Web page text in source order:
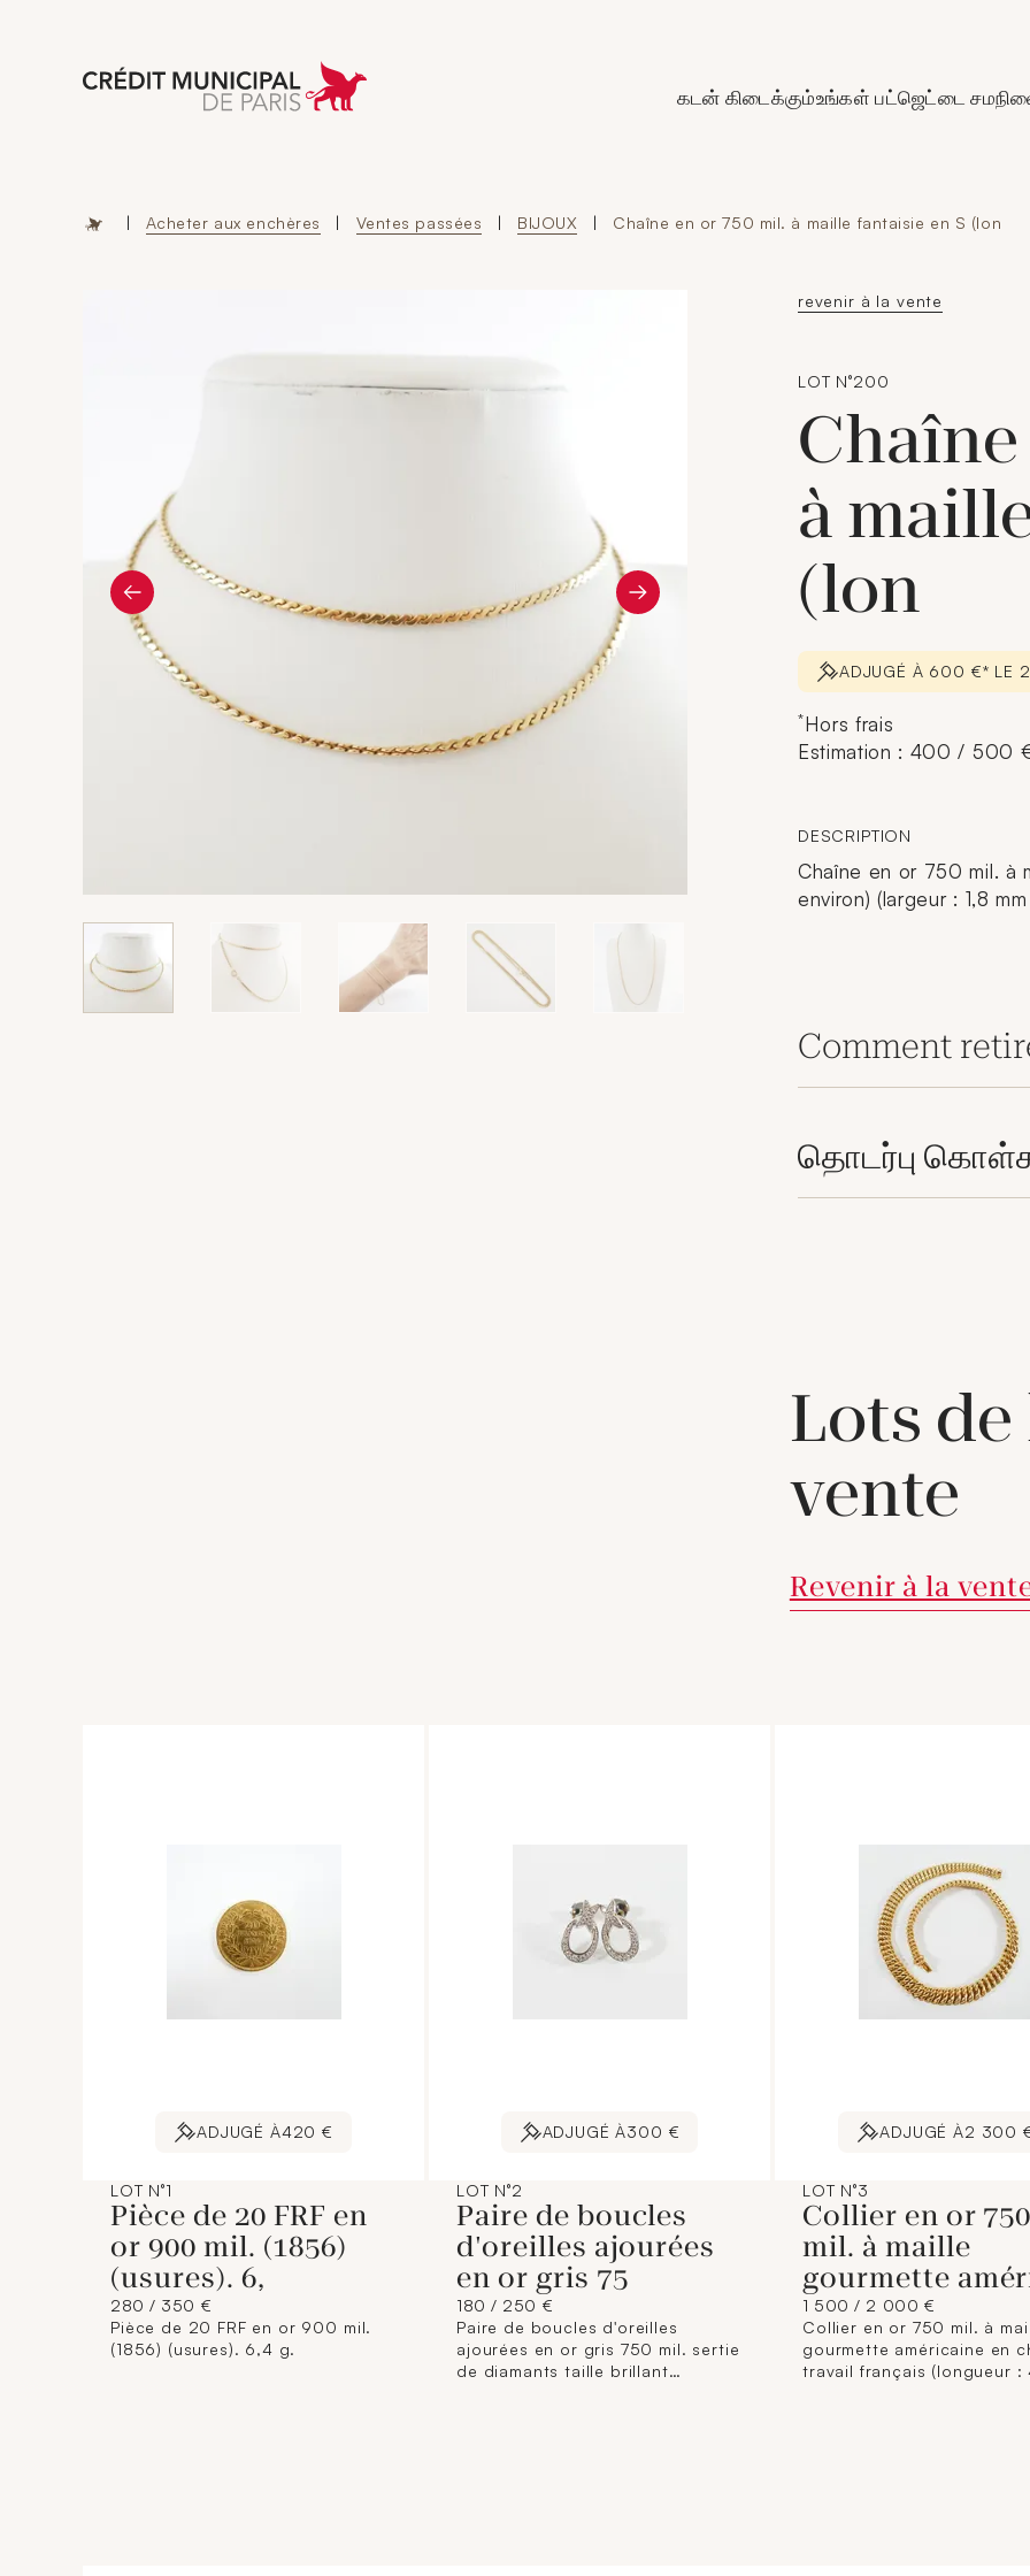
Aller à l'accueil de Crédit Municipal de Paris
கடன் கிடைக்கும்உங்கள் பட்ஜெட்டை
| Acheter aux enchères | Ventes passées | BIJOUX | Chaîne en or 750 mil. à maille fantaisie en S (lon
revenir à la vente
LOT N°200
à
(lon
ADJUGÉ À 600 €* LE
*Hors frais
Estimation : 400 / 500
DESCRIPTION
Chaîne en or 750 mil. à
environ) (largeur : 1,8
Comment
தொடர்பு
Lots de
vente
Revenir à la
ADJUGÉ À420 €
LOT N°1
Pièce de 20 FRF en
or 900 mil. (1856)
(usures). 6,
280 / 350 €
Pièce de 20 FRF en or 900 mil.
(1856) (usures). 6,4 g.
ADJUGÉ À300 €
LOT N°2
Paire de boucles
d'oreilles ajourées
en or gris 75
180 / 250 €
Paire de boucles d'oreilles
ajourées en or gris 750 mil. sertie
de diamants taille brillant
ADJUGÉ À2 300
LOT N°3
Collier en or
mil. à maille
gourmette
1 500 / 2 000 €
Collier en or 750 mil. à
gourmette américaine en
travail français (longueur :